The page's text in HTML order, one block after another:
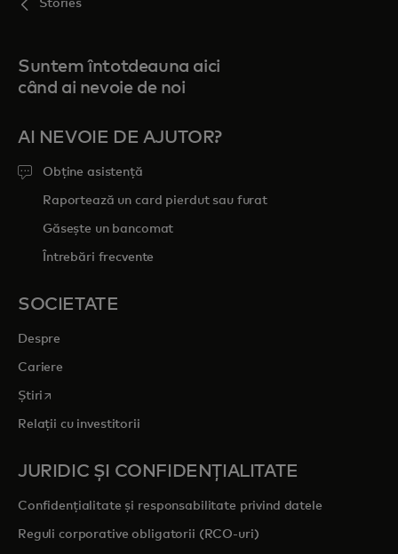
Stories
Suntem întotdeauna aici
când ai nevoie de noi
AI NEVOIE DE AJUTOR?
Obține asistență
Raportează un card pierdut sau furat
Găsește un bancomat
Întrebări frecvente
SOCIETATE
Despre
Cariere
Știri opens in a new tab
Relații cu investitorii
JURIDIC ȘI CONFIDENȚIALITATE
Confidențialitate și responsabilitate privind datele
Reguli corporative obligatorii (RCO-uri)